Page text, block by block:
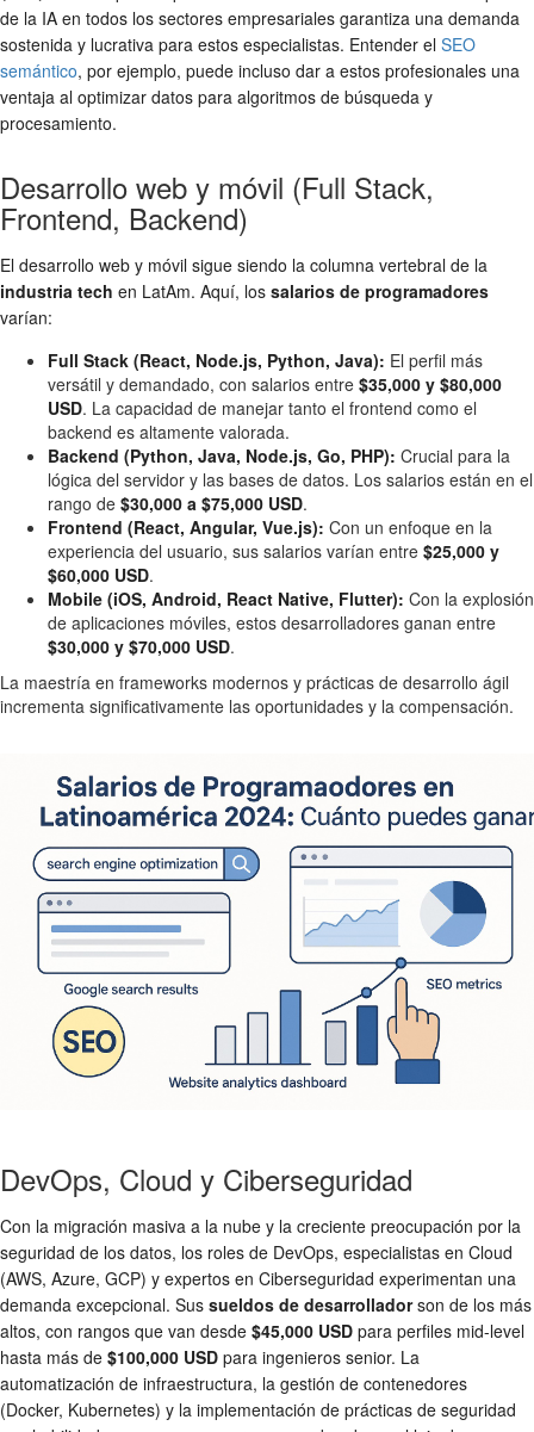
de la IA en todos los sectores empresariales garantiza una demanda
sostenida y lucrativa para estos especialistas. Entender el SEO
semántico, por ejemplo, puede incluso dar a estos profesionales una
ventaja al optimizar datos para algoritmos de búsqueda y
procesamiento.
Desarrollo web y móvil (Full Stack,
Frontend, Backend)
El desarrollo web y móvil sigue siendo la columna vertebral de la
industria tech en LatAm. Aquí, los salarios de programadores
varían:
Full Stack (React, Node.js, Python, Java): El perfil más
versátil y demandado, con salarios entre $35,000 y $80,000
USD. La capacidad de manejar tanto el frontend como el
backend es altamente valorada.
Backend (Python, Java, Node.js, Go, PHP): Crucial para la
lógica del servidor y las bases de datos. Los salarios están en el
rango de $30,000 a $75,000 USD.
Frontend (React, Angular, Vue.js): Con un enfoque en la
experiencia del usuario, sus salarios varían entre $25,000 y
$60,000 USD.
Mobile (iOS, Android, React Native, Flutter): Con la explosión
de aplicaciones móviles, estos desarrolladores ganan entre
$30,000 y $70,000 USD.
La maestría en frameworks modernos y prácticas de desarrollo ágil
incrementa significativamente las oportunidades y la compensación.
DevOps, Cloud y Ciberseguridad
Con la migración masiva a la nube y la creciente preocupación por la
seguridad de los datos, los roles de DevOps, especialistas en Cloud
(AWS, Azure, GCP) y expertos en Ciberseguridad experimentan una
demanda excepcional. Sus sueldos de desarrolladorson de los más
altos, con rangos que van desde $45,000 USD para perfiles mid-level
hasta más de $100,000 USD para ingenieros senior. La
automatización de infraestructura, la gestión de contenedores
(Docker, Kubernetes) y la implementación de prácticas de seguridad